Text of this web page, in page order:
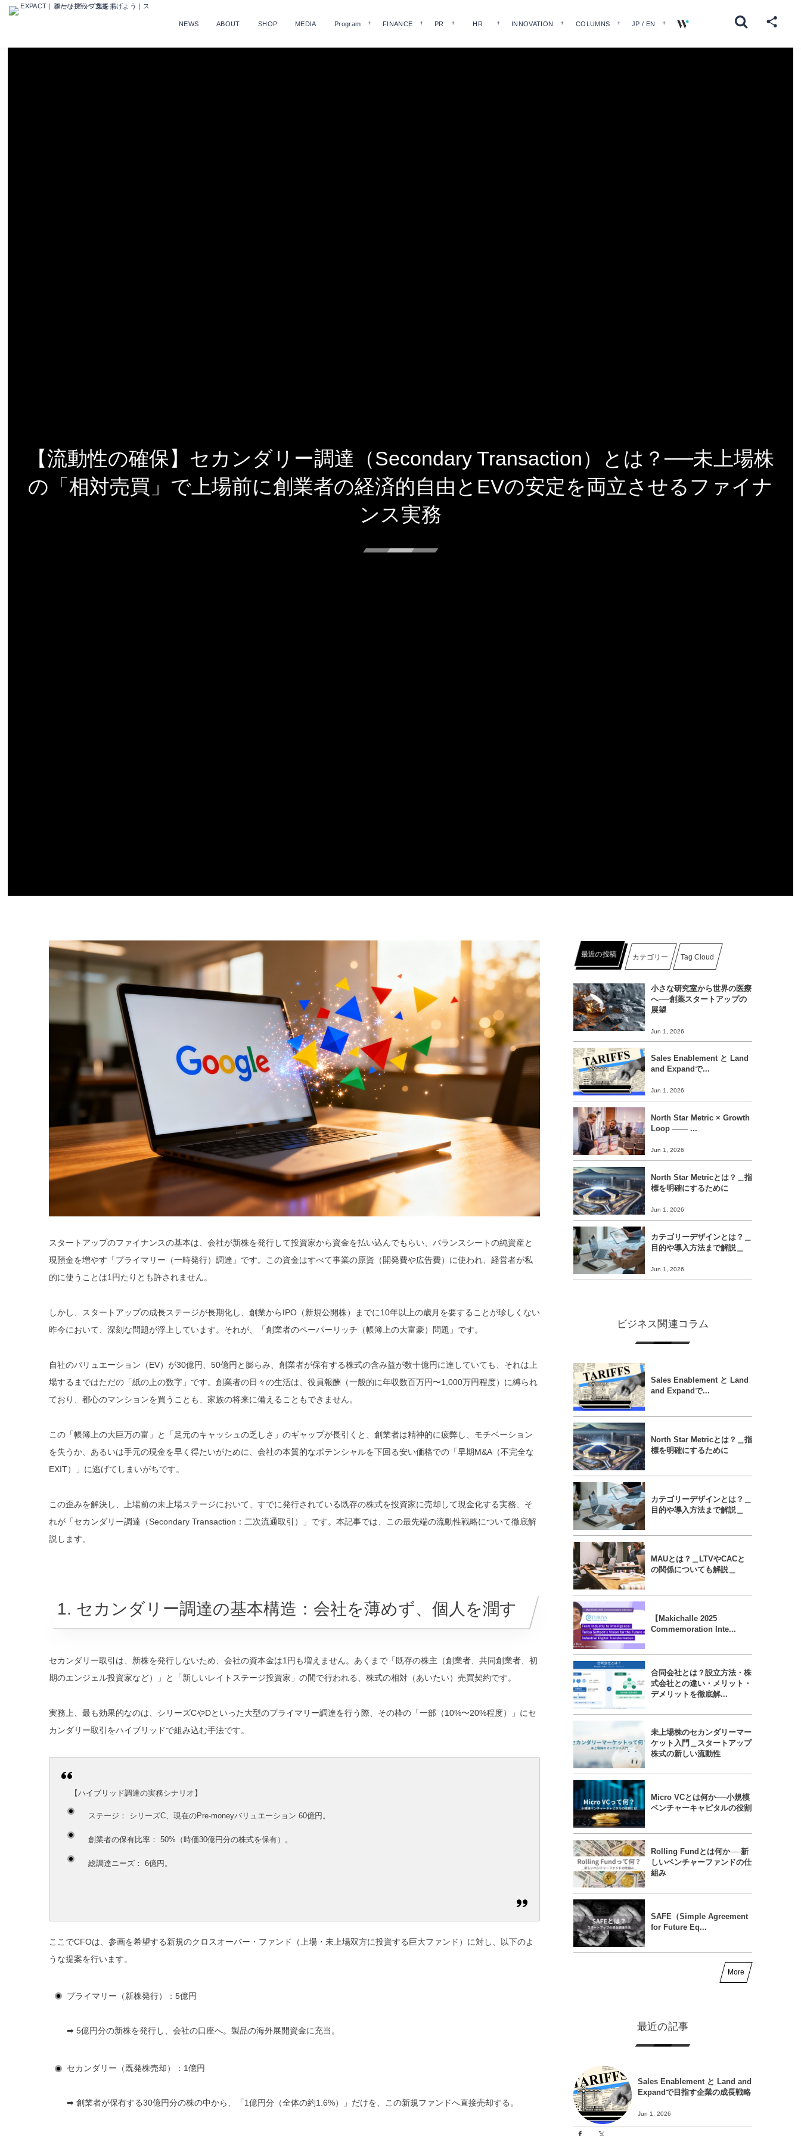
NEWS ABOUT SHOP MEDIA Program FINANCE PR HR INNOVATION COLUMNS JP / EN
【流動性の確保】セカンダリー調達（Secondary Transaction）とは？──未上場株
の「相対売買」で上場前に創業者の経済的自由とEVの安定を両立させるファイナ
ンス実務
スタートアップのファイナンスの基本は、会社が新株を発行して投資家から資金を払い込んでもらい、バランスシートの純資産と
現預金を増やす「プライマリー（一時発行）調達」です。この資金はすべて事業の原資（開発費や広告費）に使われ、経営者が私
的に使うことは1円たりとも許されません。
しかし、スタートアップの成長ステージが長期化し、創業からIPO（新規公開株）までに10年以上の歳月を要することが珍しくない
昨今において、深刻な問題が浮上しています。それが、「創業者のペーパーリッチ（帳簿上の大富豪）問題」です。
自社のバリュエーション（EV）が30億円、50億円と膨らみ、創業者が保有する株式の含み益が数十億円に達していても、それは上
場するまではただの「紙の上の数字」です。創業者の日々の生活は、役員報酬（一般的に年収数百万円〜1,000万円程度）に縛られ
ており、都心のマンションを買うことも、家族の将来に備えることもできません。
この「帳簿上の大巨万の富」と「足元のキャッシュの乏しさ」のギャップが長引くと、創業者は精神的に疲弊し、モチベーション
を失うか、あるいは手元の現金を早く得たいがために、会社の本質的なポテンシャルを下回る安い価格での「早期M&A（不完全な
EXIT）」に逃げてしまいがちです。
この歪みを解決し、上場前の未上場ステージにおいて、すでに発行されている既存の株式を投資家に売却して現金化する実務、そ
れが「セカンダリー調達（Secondary Transaction：二次流通取引）」です。本記事では、この最先端の流動性戦略について徹底解
説します。
1. セカンダリー調達の基本構造：会社を薄めず、個人を潤す
セカンダリー取引は、新株を発行しないため、会社の資本金は1円も増えません。あくまで「既存の株主（創業者、共同創業者、初
期のエンジェル投資家など）」と「新しいレイトステージ投資家」の間で行われる、 株式の相対（あいたい）売買契約です。
実務上、最も効果的なのは、シリーズCやDといった大型のプライマリー調達を行う際、その枠の「一部（10%〜20%程度）」にセ
カンダリー取引をハイブリッドで組み込む手法です。
【ハイブリッド調達の実務シナリオ】
ステージ： シリーズC、現在のPre-moneyバリュエーション 60億円 。
創業者の保有比率： 50%（時価30億円分の株式を保有）。
総調達ニーズ： 6億円。
ここでCFOは、参画を希望する新規のクロスオーバー・ファンド（上場・未上場双方に投資する巨大ファンド）に対し、以下のよ
うな提案を行います。
プライマリー（新株発行）：5億円
➡ 5億円分の新株を発行し、会社の口座へ。製品の海外展開資金に充当。
セカンダリー（既発株売却）：1億円
➡ 創業者が保有する30億円分の株の中から、 「1億円分（全体の約1.6%）」だけを、この新規ファンドへ直接売却する。
最近の投稿 カテゴリー Tag Cloud
小さな研究室から世界の医療
へ──創薬スタートアップの
展望
Jun 1, 2026
Sales Enablement と Land
and Expandで...
Jun 1, 2026
North Star Metric × Growth
Loop ―― ...
Jun 1, 2026
North Star Metricとは？＿指
標を明確にするために
Jun 1, 2026
カテゴリーデザインとは？＿
目的や導入方法まで解説＿
Jun 1, 2026
ビジネス関連コラム
Sales Enablement と Land
and Expandで...
North Star Metricとは？＿指
標を明確にするために
カテゴリーデザインとは？＿
目的や導入方法まで解説＿
MAUとは？＿LTVやCACと
の関係についても解説＿
【Makichalle 2025
Commemoration Inte...
合同会社とは？設立方法・株
式会社との違い・メリット・
デメリットを徹底解...
未上場株のセカンダリーマー
ケット入門＿スタートアップ
株式の新しい流動性
Micro VCとは何か──小規模
ベンチャーキャピタルの役割
Rolling Fundとは何か──新
しいベンチャーファンドの仕
組み
SAFE（Simple Agreement
for Future Eq...
More
最近の記事
Sales Enablement と Land and
Expandで目指す企業の成長戦略
Jun 1, 2026